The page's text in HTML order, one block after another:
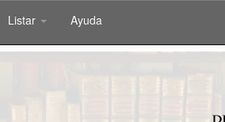
Listar Ayuda